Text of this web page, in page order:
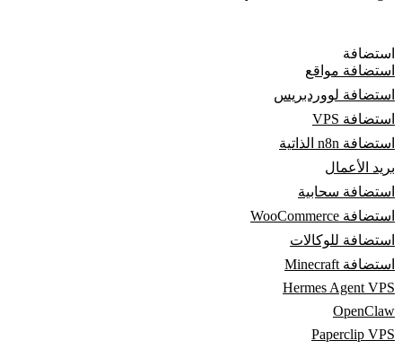
استضافة
استضافة مواقع
استضافة لووردبريس
استضافة VPS
استضافة n8n الذاتية
بريد الأعمال
استضافة سحابية
استضافة WooCommerce
استضافة للوكالات
استضافة Minecraft
Hermes Agent VPS
OpenClaw
Paperclip VPS